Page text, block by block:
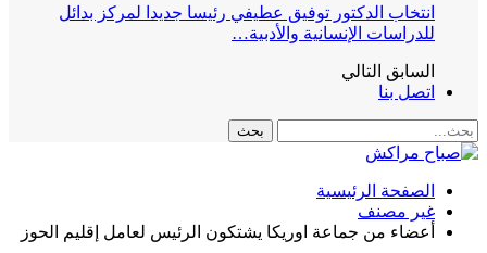
انتخاب الدكتور توفيق عطيفي رئيسا جديدا لمركز بدائل
للدراسات الإنسانية والأدبية…
السابق التالي
اتصل بنا
الصفحة الرئيسية
غير مصنف
أعضاء من جماعة اوريكا يشتكون الرئيس لعامل إقليم الحوز